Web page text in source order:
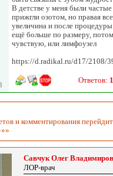
В детстве у меня были
прижгли озотом, но правая
увеличина и после
ещё больше по размеру,
чувствую, или лимфоузел
https://d.radikal.ru/d17/2108/
Ответов: 1
и комментирования
Савчук Олег
ЛОР-врач